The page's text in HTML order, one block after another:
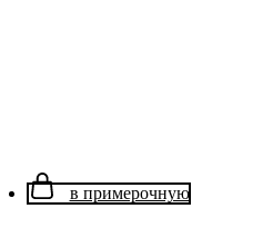
в примерочную